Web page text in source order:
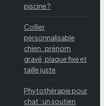
piscine ?
Collier
personnalisable
chien : prénom
gravé, plaque fixe et
taille juste
Phytothérapie pour
chat : un soutien